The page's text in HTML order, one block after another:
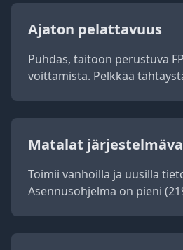
Ajaton pelattavuus
Puhdas, taitoon perustuva
voittamista. Pelkkää
Matalat
Toimii vanhoilla ja uusilla
Asennusohjelma on pieni